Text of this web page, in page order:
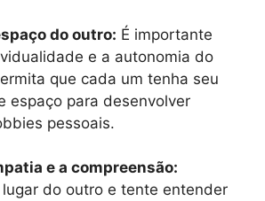
do outro: É importante
e a autonomia do
que cada um tenha seu
espaço para desenvolver
pessoais.
e a compreensão:
do outro e tente entender